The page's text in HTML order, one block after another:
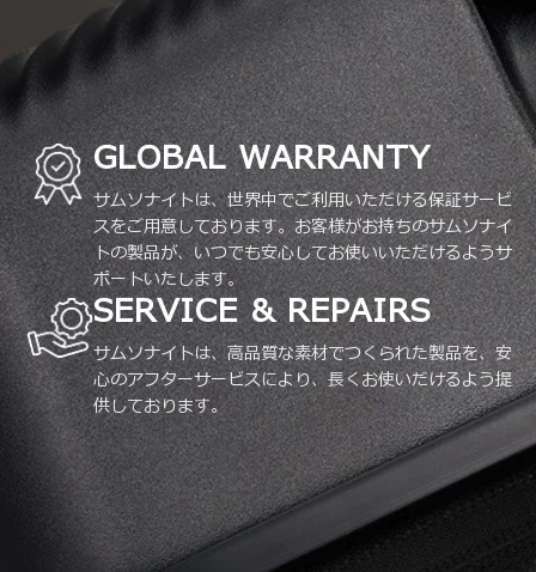
GLOBAL WARRANTY
サムソナイトは、世界中でご利用いただける保証サービ
スをご用意しております。お客様がお持ちのサムソナイ
トの製品が、いつでも安心してお使いいただけるようサ
ポートいたします。
SERVICE & REPAIRS
サムソナイトは、高品質な素材でつくられた製品を、安
心のアフターサービスにより、長くお使いだけるよう提
供しております。